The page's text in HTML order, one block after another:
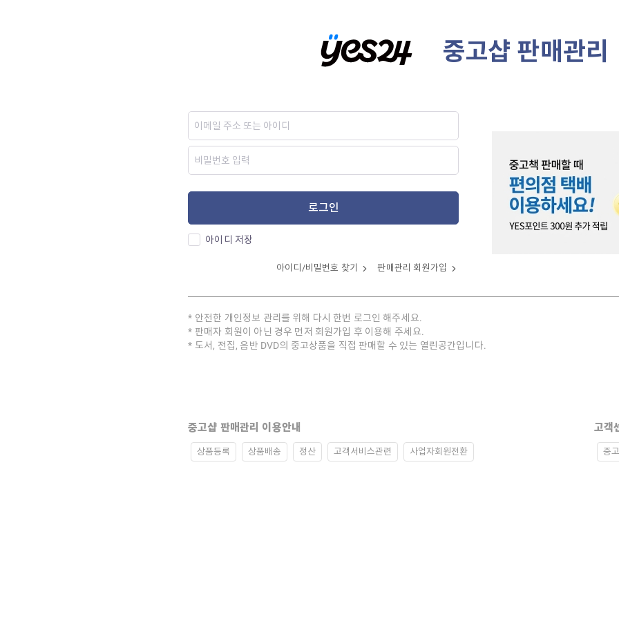
중고샵 판매관리
로그인
아이디 저장
아이디/비밀번호 찾기 판매관리 회원가입
안전한 개인정보 관리를 위해 다시 한번 로그인 해주세요.
판매자 회원이 아닌 경우 먼저 회원가입 후 이용해 주세요.
도서, 전집, 음반 DVD의 중고상품을 직접 판매할 수 있는 열린공간입니다.
중고샵 판매관리 이용안내
상품등록 상품배송 정산 고객서비스관련 사업자회원전환
고객
중